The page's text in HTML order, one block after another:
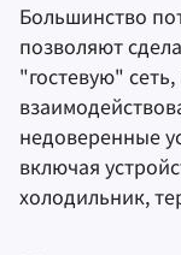
Большинство
позволяют
"гостевую"
недоверенные
включая
холодильник,